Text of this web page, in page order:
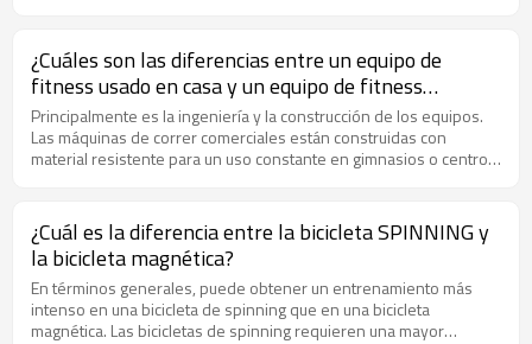
¿Cuáles son las diferencias entre un equipo de
fitness usado en casa y un equipo de fitness
comercia
Principalmente es la ingeniería y la construcción de los equipos.
Las máquinas de correr comerciales están construidas con
material resistente para un uso constante en gimnasios o centros
¿Cuál es la diferencia entre la bicicleta SPINNING y
la bicicleta magnética?
En términos generales, puede obtener un entrenamiento más
intenso en una bicicleta de spinning que en una bicicleta
magnética. Las bicicletas de spinning requieren una mayor